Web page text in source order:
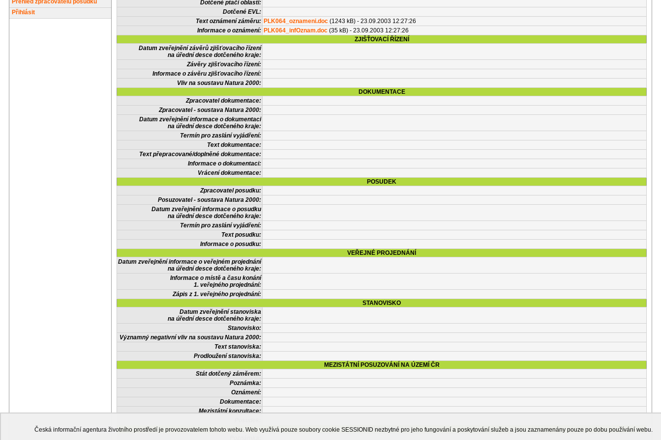
Přehled zpracovatelů posudků
Přihlásit
Dotčené ptačí oblasti:
Dotčené EVL:
Text oznámení záměru: PLK064_oznameni.doc (1243 kB) - 23.09.2003 12:27:26
Informace o oznámení: PLK064_infOznam.doc (35 kB) - 23.09.2003 12:27:26
ZJIŠŤOVACÍ ŘÍZENÍ
Datum zveřejnění závěrů zjišťovacího řízení
na úřední desce dotčeného kraje:
Závěry zjišťovacího řízení:
Informace o závěru zjišťovacího řízení:
Vliv na soustavu Natura 2000:
DOKUMENTACE
Zpracovatel dokumentace:
Zpracovatel - soustava Natura 2000:
Datum zveřejnění informace o dokumentaci
na úřední desce dotčeného kraje:
Termín pro zaslání vyjádření:
Text dokumentace:
Text přepracované/doplněné dokumentace:
Informace o dokumentaci:
Vrácení dokumentace:
POSUDEK
Zpracovatel posudku:
Posuzovatel - soustava Natura 2000:
Datum zveřejnění informace o posudku
na úřední desce dotčeného kraje:
Termín pro zaslání vyjádření:
Text posudku:
Informace o posudku:
VEŘEJNÉ PROJEDNÁNÍ
Datum zveřejnění informace o veřejném projednání
na úřední desce dotčeného kraje:
Informace o místě a času konání
1. veřejného projednání:
Zápis z 1. veřejného projednání:
STANOVISKO
Datum zveřejnění stanoviska
na úřední desce dotčeného kraje:
Stanovisko:
Významný negativní vliv na soustavu Natura 2000:
Text stanoviska:
Prodloužení stanoviska:
MEZISTÁTNÍ POSUZOVÁNÍ NA ÚZEMÍ ČR
Stát dotčený záměrem:
Poznámka:
Oznámení:
Dokumentace:
Mezistátní konzultace:
OSTATNÍ INFORMACE
Česká informační agentura životního prostředí je provozovatelem tohoto webu. Web využívá pouze soubory cookie SESSIONID nezbytné pro jeho fungování a poskytování služeb a jsou zaznamenány pouze po dobu používání webu.